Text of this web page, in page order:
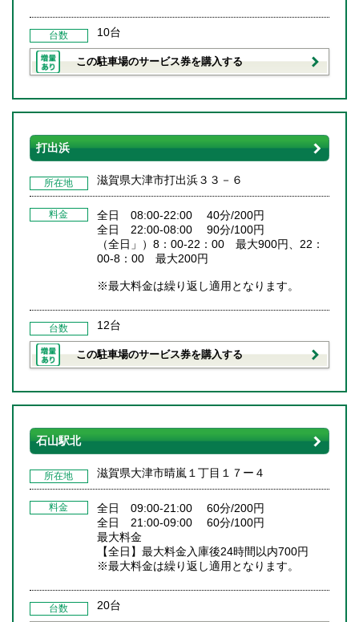
台数 10台
この駐車場のサービス券を購入する
打出浜
所在地 滋賀県大津市打出浜３３－６
料金
全日 08:00-22:00 40分/200円
全日 22:00-08:00 90分/100円
（全日」）8：00-22：00 最大900円、22：
00-8：00 最大200円
※最大料金は繰り返し適用となります。
台数 12台
この駐車場のサービス券を購入する
石山駅北
所在地 滋賀県大津市晴嵐１丁目１７ー４
料金
全日 09:00-21:00 60分/200円
全日 21:00-09:00 60分/100円
最大料金
【全日】最大料金入庫後24時間以内700円
※最大料金は繰り返し適用となります。
台数 20台